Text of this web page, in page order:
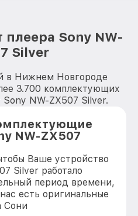
Sony NW-
Silver
в Нижнем Новгороде
3.700 комплектующих
NW-ZX507 Silver.
NW-ZX507
Ваше устройство
Silver работало
период времени,
есть оригинальные
Сони